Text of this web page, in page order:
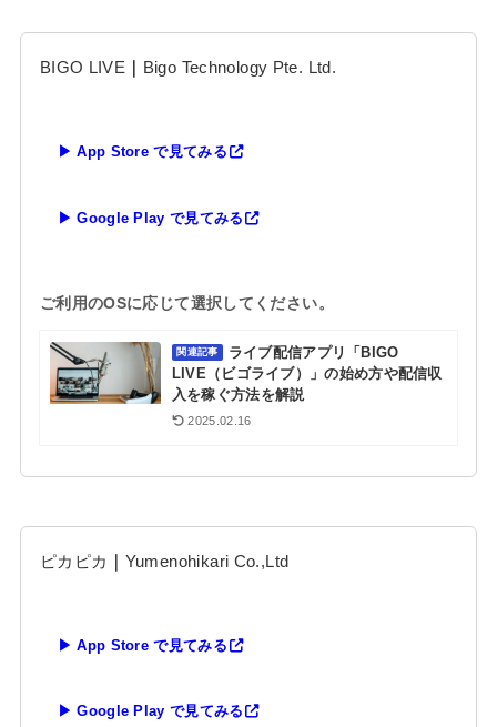
BIGO LIVE ｜ Bigo Technology Pte. Ltd.
▶ App Store で見てみる
▶ Google Play で見てみる
ご利用のOSに応じて選択してください。
関連記事
ライブ配信アプリ「BIGO
LIVE（ビゴライブ）」の始め方や配信収
入を稼ぐ方法を解説
2025.02.16
ピカピカ ｜ Yumenohikari Co.,Ltd
▶ App Store で見てみる
▶ Google Play で見てみる